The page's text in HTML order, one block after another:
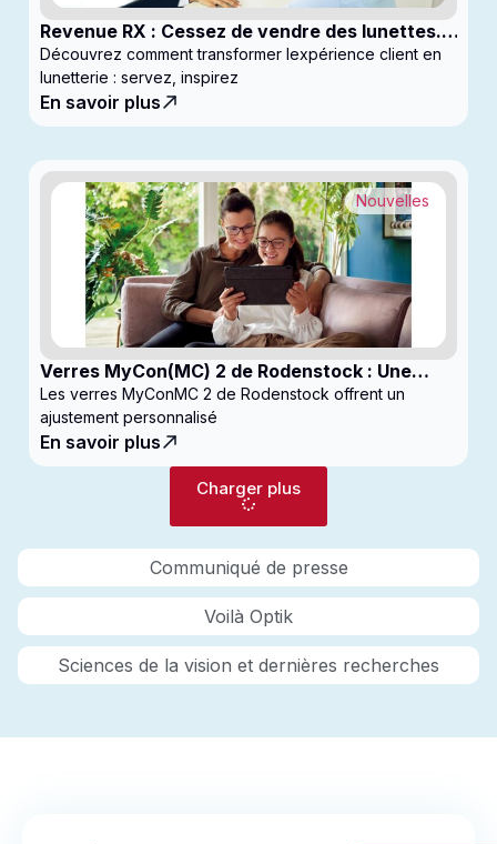
Communiqué de presse
Voilà Optik
Sciences de la vision et dernières recherches
Revenue RX : Cessez de vendre des lunettes.
Commencez à générer des profits
Découvrez comment transformer lexpérience client en
lunetterie : servez, inspirez
En savoir plus
Verres MyCon(MC) 2 de Rodenstock : Une
nouvelle génération de verres pour
enfantsconçus pour le contrôle de la myopie
Nouvelles
Les verres MyConMC 2 de Rodenstock offrent un
ajustement personnalisé
En savoir plus
Charger plus